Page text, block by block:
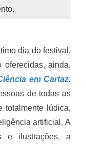
dia do festival,
ainda,
em Cartaz.
de todas as
totalmente lúdica,
artificial. A
e ilustrações, a